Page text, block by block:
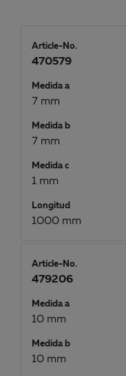
Article-No.
470579
Medida a
7 mm
Medida b
7 mm
Medida c
1 mm
Longitud
1000 mm
Article-No.
479206
Medida a
10 mm
Medida b
10 mm